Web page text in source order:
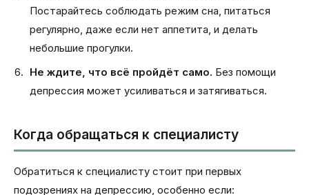
Постарайтесь соблюдать режим сна, питаться
регулярно, даже если нет аппетита, и делать
небольшие прогулки.
Не ждите, что всё пройдёт само. Без помощи
депрессия может усиливаться и затягиваться.
Когда обращаться к специалисту
Обратиться к специалисту стоит при первых
подозрениях на депрессию, особенно если: